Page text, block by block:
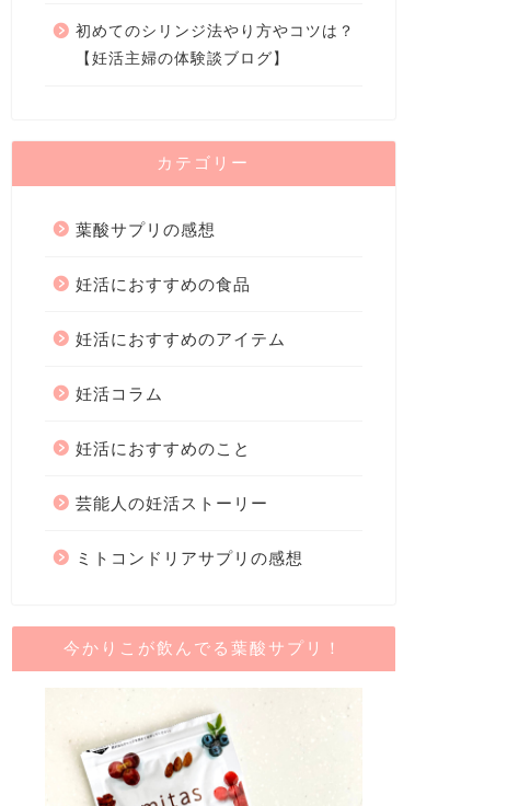
初めてのシリンジ法やり方やコツは？
【妊活主婦の体験談ブログ】
カテゴリー
葉酸サプリの感想
妊活におすすめの食品
妊活におすすめのアイテム
妊活コラム
妊活におすすめのこと
芸能人の妊活ストーリー
ミトコンドリアサプリの感想
今かりこが飲んでる葉酸サプリ！